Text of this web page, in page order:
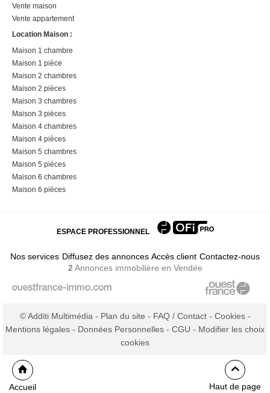
Vente maison
Vente appartement
Location Maison :
Maison 1 chambre
Maison 1 pièce
Maison 2 chambres
Maison 2 pièces
Maison 3 chambres
Maison 3 pièces
Maison 4 chambres
Maison 4 pièces
Maison 5 chambres
Maison 5 pièces
Maison 6 chambres
Maison 6 pièces
ESPACE PROFESSIONNEL
Nos services Diffusez des annonces Accès client Contactez-nous
2Annonces immobilière en Vendée
© Additi Multimédia - Plan du site - FAQ / Contact- Cookies-
Mentions légales - Données Personnelles - CGU - Modifier les choix
cookies
Accueil Haut de page